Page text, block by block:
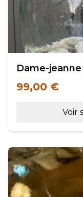
Dame-
99,00 €
Voir